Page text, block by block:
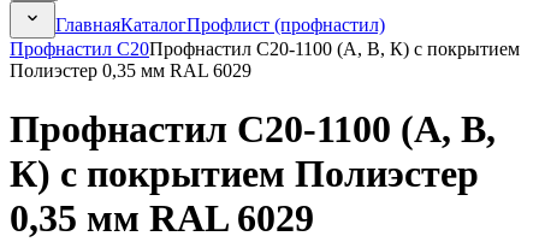
ГлавнаяКаталогПрофлист (профнастил)
Профнастил С20Профнастил С20-1100 (А, В, К) с покрытием
Полиэстер 0,35 мм RAL 6029
Профнастил С20-1100 (А, В,
К) с покрытием Полиэстер
0,35 мм RAL 6029